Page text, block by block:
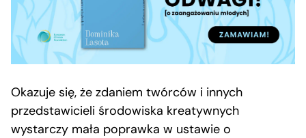
Okazuje się, że zdaniem twórców i innych
przedstawicieli środowiska kreatywnych
wystarczy mała poprawka w ustawie o